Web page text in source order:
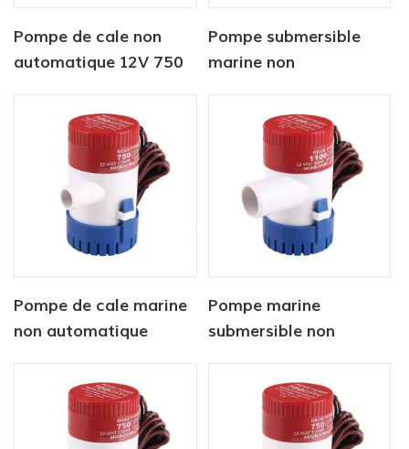
Pompe de cale non
automatique 12V 750
Pompe submersible
marine non
Pompe de cale marine
non automatique
Pompe marine
submersible non